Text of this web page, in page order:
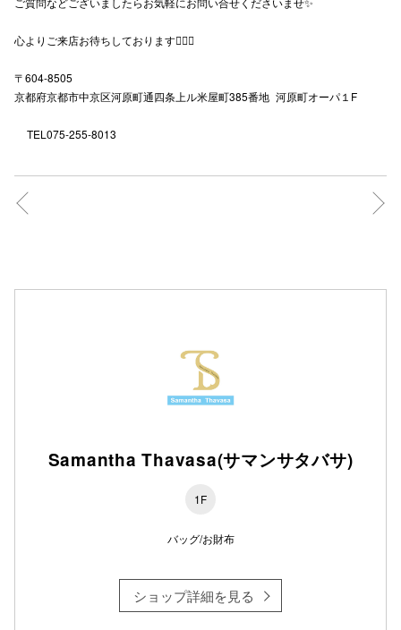
心よりご来店お待ちしております🙇🏻‍♀️
〒604-8505
京都府京都市中京区河原町通四条上ル米屋町385番地 河原町オーパ１F
TEL075-255-8013
Samantha Thavasa(サマンサタバサ)
1F
バッグ/お財布
ショップ詳細を見る